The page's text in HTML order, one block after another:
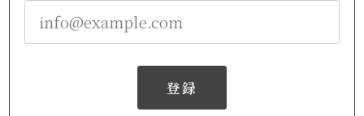
登録